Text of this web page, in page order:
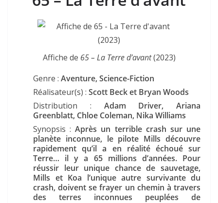
Affiche de 65 – La Terre d’avant(2023)
Genre : Aventure, Science-Fiction
Réalisateur(s) : Scott Beck et Bryan Woods
Distribution : Adam Driver, Ariana
Greenblatt, Chloe Coleman, Nika Williams
Synopsis : Après un terrible crash sur une
planète inconnue, le pilote Mills découvre
rapidement qu’il a en réalité échoué sur
Terre… il y a 65 millions d’années. Pour
réussir leur unique chance de sauvetage,
Mills et Koa l’unique autre survivante du
crash, doivent se frayer un chemin à travers
des terres inconnues peuplées de